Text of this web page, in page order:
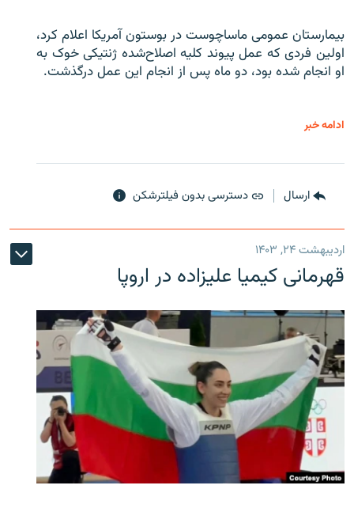
بیمارستان عمومی ماساچوست در بوستون آمریکا اعلام کرد،
اولین فردی که عمل پیوند کلیه اصلاح‌شده ژنتیکی خوک به
او انجام شده بود، دو ماه پس از انجام این عمل درگذشت.
ادامه خبر
ارسال دسترسی بدون فیلترشکن
اردیبهشت ۲۴, ۱۴۰۳
قهرمانی کیمیا علیزاده در اروپا